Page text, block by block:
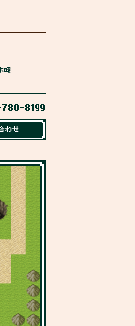
曜
8199
わせ